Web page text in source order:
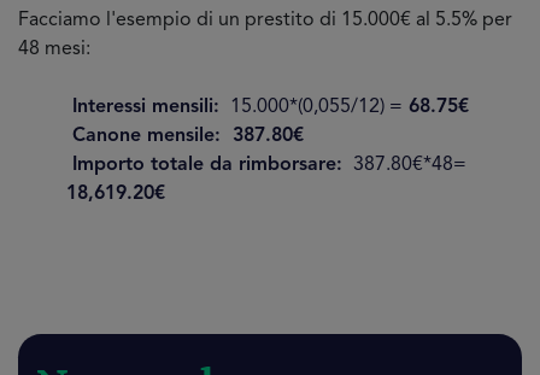
Facciamo l'esempio di un prestito di 15.000€ al 5.5% per
48 mesi:
Interessi mensili: 15.000*(0,055/12) = 68.75€
Canone mensile: 387.80€
Importo totale da rimborsare:
387.80€*48=
18,619.20€